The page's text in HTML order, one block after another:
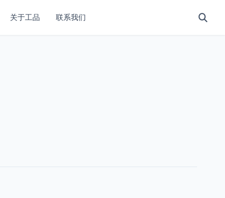
关于工品 联系我们